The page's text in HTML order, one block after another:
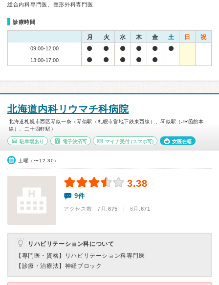
総合内科専門医、整形外科専門医
診療時間
月 火 水 木 金 土 日 祝
09:00-12:00
13:00-17:00
北海道内科リウマチ科病院
北海道札幌市西区琴似一条（琴似駅（札幌市営地下鉄東西線）、琴似駅（JR函館本
線）、二十四軒駅）
駐車場あり 電子決済可 マイナ受付 (スマホ可) 女医在籍
土曜（〜12:30）
3.38
9件
アクセス数 7月:675 | 6月:671
リハビリテーション科について
【専門医・資格】
リハビリテーション科専門医
【診療・治療法】 神経ブロック